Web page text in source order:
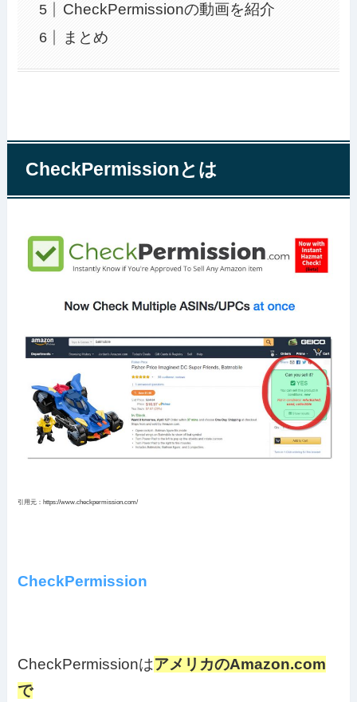
CheckPermissionの動画を紹介
まとめ
CheckPermissionとは
引用元：https://www.checkpermission.com/
CheckPermission
CheckPermissionはアメリカのAmazon.com
で